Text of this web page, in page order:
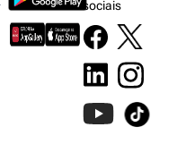
sociais